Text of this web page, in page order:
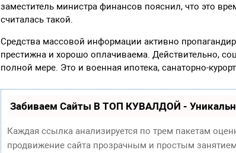
заместитель министра финансов пояснил, что это
считалась такой.
Средства массовой информации активно
престижна и хорошо оплачиваема. Действительно,
полной мере. Это и военная ипотека, санаторно-
Забиваем Сайты В ТОП КУВАЛДОЙ -
Каждая ссылка анализируется по трем пакетам
продвижение сайта прозрачным и простым